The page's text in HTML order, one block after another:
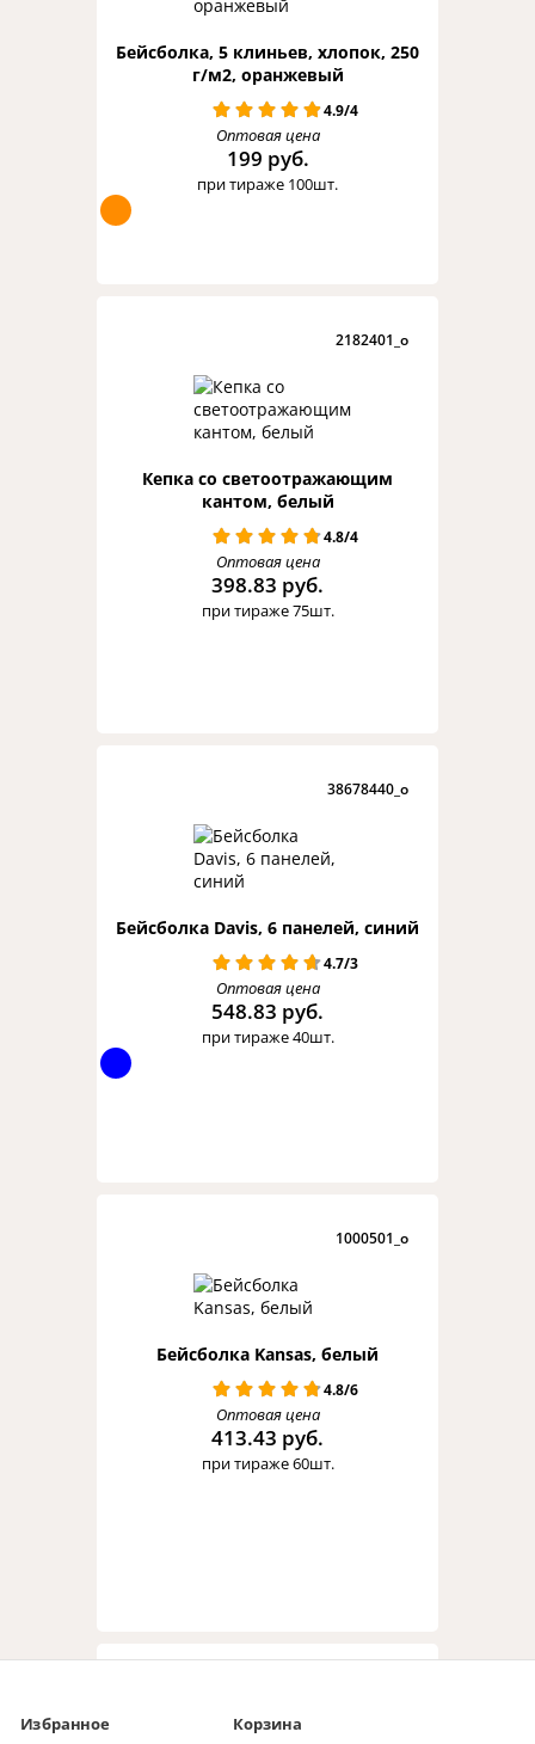
Избранное Корзина
Бейсболка, 5 клиньев, хлопок, 250
г/м2, оранжевый
4.9/4
Оптовая цена
199 руб.
при тираже 100шт.
2182401_o
Кепка со светоотражающим
кантом, белый
4.8/4
Оптовая цена
398.83 руб.
при тираже 75шт.
38678440_o
Бейсболка Davis, 6 панелей, синий
4.7/3
Оптовая цена
548.83 руб.
при тираже 40шт.
1000501_o
Бейсболка Kansas, белый
4.8/6
Оптовая цена
413.43 руб.
при тираже 60шт.